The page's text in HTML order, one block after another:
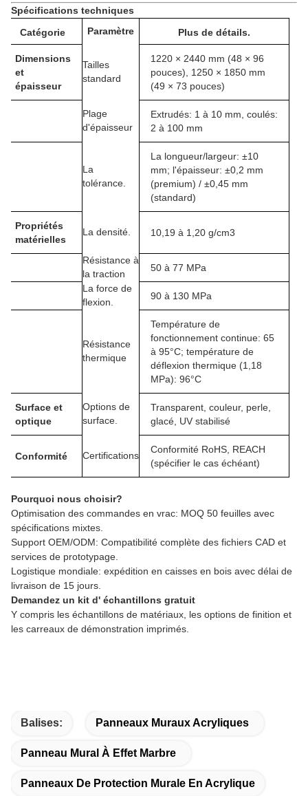
Spécifications techniques
Catégorie
Paramètre Plus de détails.
Dimensions
et
épaisseur
Tailles
standard
1220 × 2440 mm (48 × 96
pouces), 1250 × 1850 mm
(49 × 73 pouces)
Plage
d'épaisseur
Extrudés: 1 à 10 mm, coulés:
2 à 100 mm
La
tolérance.
La longueur/largeur: ±10
mm; l'épaisseur: ±0,2 mm
(premium) / ±0,45 mm
(standard)
Propriétés
matérielles
La densité. 10,19 à 1,20 g/cm3
Résistance à
la traction
50 à 77 MPa
La force de
flexion.
90 à 130 MPa
Résistance
thermique
Température de
fonctionnement continue: 65
à 95°C; température de
déflexion thermique (1,18
MPa): 96°C
Surface et
optique
Options de
surface.
Transparent, couleur, perle,
glacé, UV stabilisé
Conformité Certifications
Conformité RoHS, REACH
(spécifier le cas échéant)
Pourquoi nous choisir?
Optimisation des commandes en vrac: MOQ 50 feuilles avec
spécifications mixtes.
Support OEM/ODM: Compatibilité complète des fichiers CAD et
services de prototypage.
Logistique mondiale: expédition en caisses en bois avec délai de
livraison de 15 jours.
Demandez un kit d' échantillons gratuit
Y compris les échantillons de matériaux, les options de finition et
les carreaux de démonstration imprimés.
Balises: Panneaux Muraux Acryliques
Panneau Mural À Effet Marbre
Panneaux De Protection Murale En Acrylique